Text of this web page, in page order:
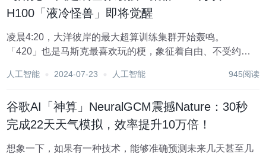
H100「液冷怪兽」即将觉醒
凌晨4:20，大洋彼岸的最大超算训练集群开始轰鸣。
「420」也是马斯克最喜欢玩的梗，象征着自由、不受约束
开会时间和星舰一发射时间上等等。 网友也在评论区打趣马
人工智能 2024-07-23 人工智能 945阅读
谷歌AI「神算」NeuralGCM震撼Nature：30秒
完成22天天气模拟，效率提升10万倍！
想象一下，如果有一种技术，能够准确预测未来几天甚至几